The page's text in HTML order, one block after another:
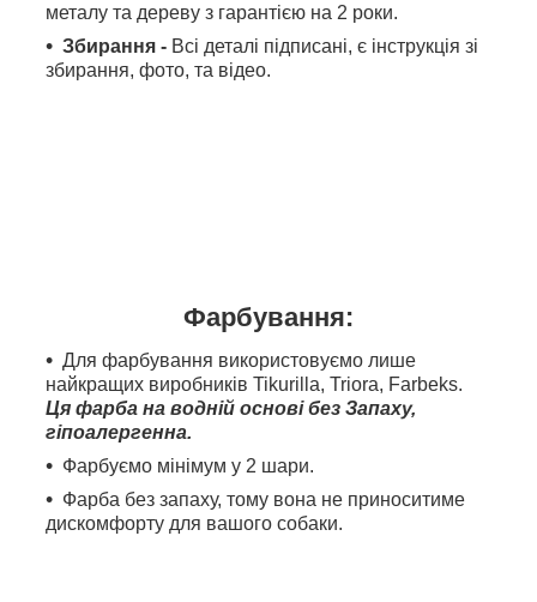
металу та дереву з гарантією на 2 роки.
Збирання - Всі деталі підписані, є інструкція зі
збирання, фото, та відео.
Фарбування:
Для фарбування використовуємо лише
найкращих виробників Tikurilla, Triora, Farbeks.
Ця фарба на водній основі без Запаху,
гіпоалергенна.
Фарбуємо мінімум у 2 шари.
Фарба без запаху, тому вона не приноситиме
дискомфорту для вашого собаки.